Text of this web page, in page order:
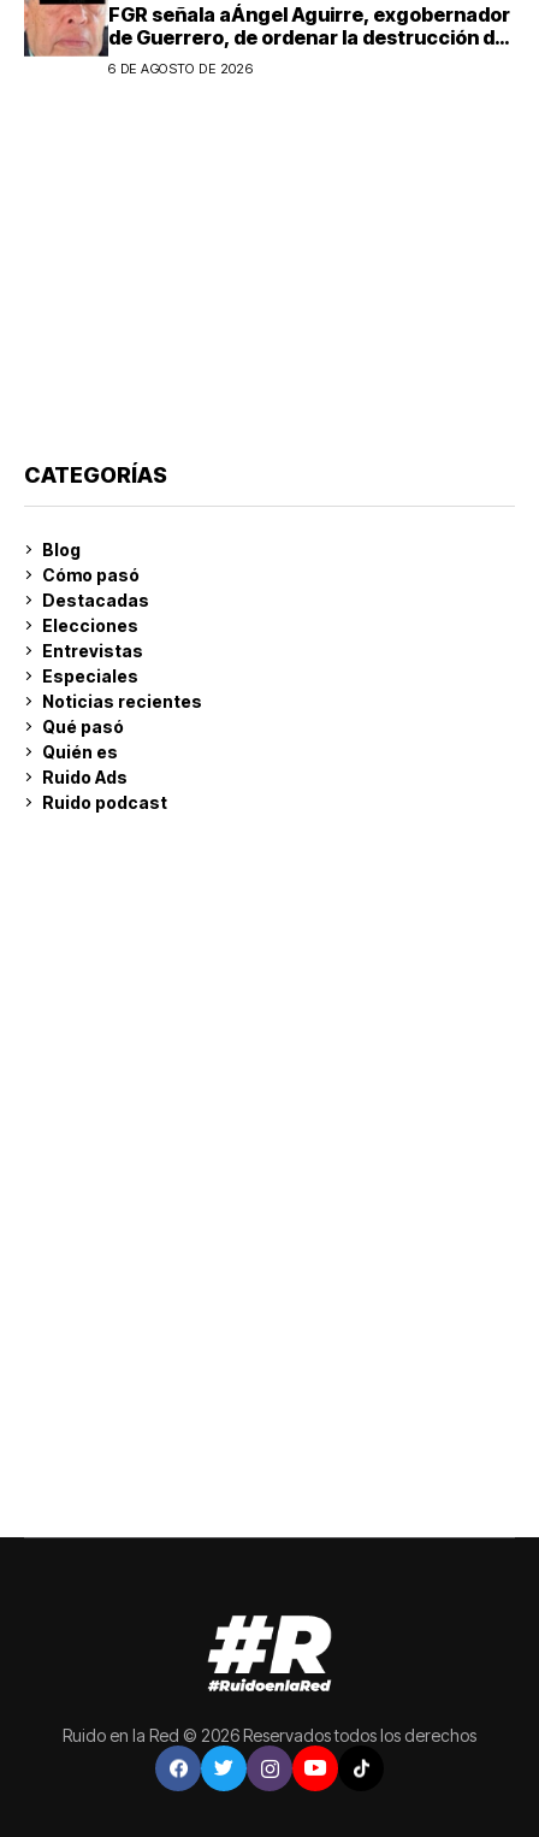
FGR señala aÁngel Aguirre, exgobernador
de Guerrero, de ordenar la destrucción de
evidencia sobre el caso Ayotzinapa
6 DE AGOSTO DE 2026
CATEGORÍAS
Blog
Cómo pasó
Destacadas
Elecciones
Entrevistas
Especiales
Noticias recientes
Qué pasó
Quién es
Ruido Ads
Ruido podcast
Ruido en la Red © 2026 Reservados todos los derechos